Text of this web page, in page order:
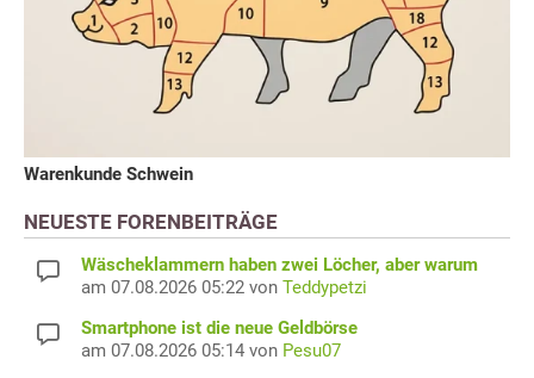
Warenkunde Schwein
NEUESTE FORENBEITRÄGE
Wäscheklammern haben zwei Löcher, aber warum
am 07.08.2026 05:22 von Teddypetzi
Smartphone ist die neue Geldbörse
am 07.08.2026 05:14 von Pesu07